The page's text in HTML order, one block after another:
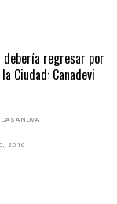
debería regresar por
Ciudad: Canadevi
2016